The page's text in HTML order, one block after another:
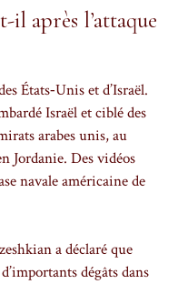
après l’attaque
États‑Unis et d’Israël.
Israël et ciblé des
arabes unis, au
Jordanie. Des vidéos
navale américaine de
a déclaré que
dégâts dans